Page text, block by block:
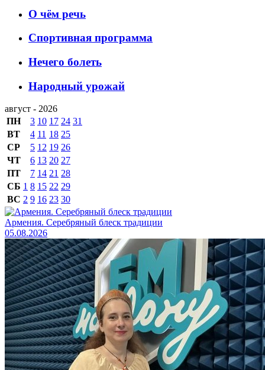
О чём речь
Спортивная программа
Нечего болеть
Народный урожай
август - 2026
ПН
3 10 17 24 31
ВТ
4 11 18 25
СР
5 12 19 26
ЧТ
6 13 20 27
ПТ
7 14 21 28
СБ 1 8 15 22 29
ВС 2 9 16 23 30
Армения. Серебряный блеск традиции
05.08.2026